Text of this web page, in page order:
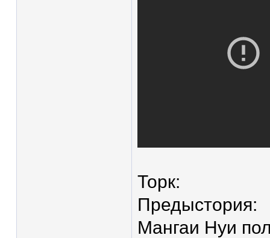
Торк:
Предыстория:
Мангаи Нуи